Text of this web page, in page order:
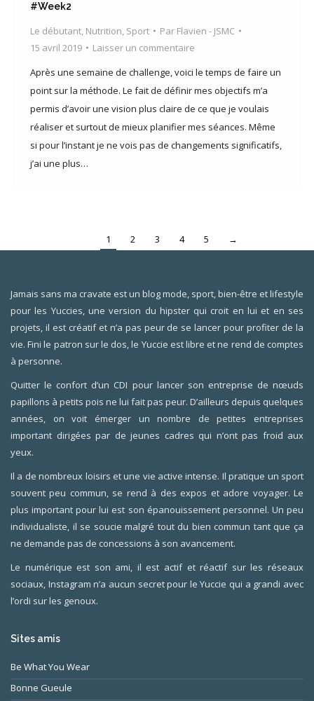
#Week2
Le débutant, Nutrition, Sport Par Flavien - JSMC
15 avril 2019
Laisser un commentaire
Après une semaine de challenge, voici le temps de faire un
point sur la méthode. Le fait de définir mes objectifs m’a
permis d’avoir une vision plus claire de ce que je voulais
réaliser et surtout de mieux planifier mes séances. Même
si pour l’instant je ne vois pas de changements significatifs,
j’ai une plus…
1 2 3 4 5 →
Jamais sans ma cravate est un blog mode, sport, bien-être et lifestyle
pour les Yuccies, une version du hipster qui croit en lui et en ses
projets, il est créatif et n’a pas peur de se lancer pour profiter de la
vie. Fini le patron sur le dos, le Yuccie est libre et ne rend de comptes
à personne.
Quitter le confort d’un CDI pour lancer son entreprise de nœuds
papillons à petits pois ne lui fait pas peur. D’ailleurs depuis quelques
années, on voit émerger un nombre de petites entreprises
important dirigées par de jeunes cadres qui n’ont pas froid aux
yeux.
Il a de nombreux loisirs et une vie active intense. Il pratique un sport
souvent peu commun, se rend à des expos et adore voyager. Le
plus important pour lui est son épanouissement personnel. Un peu
individualiste, il se soucie malgré tout du bien commun tant que ça
ne demande pas de concessions à son avancement.
Le numérique est son ami, il est actif et réactif sur les réseaux
sociaux, Instagram n’a aucun secret pour le Yuccie qui a grandi avec
l’ordi sur les genoux.
Sites amis
Be What You Wear
Bonne Gueule